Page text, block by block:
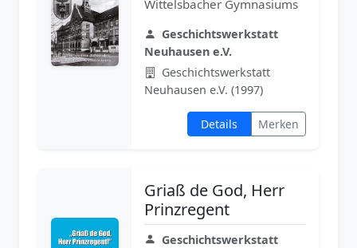
Wittelsbacher Gymnasiums
Geschichtswerkstatt
Neuhausen e.V.
Geschichtswerkstatt
Neuhausen e.V. (1997)
Details Merken
Griaß de God, Herr
Prinzregent
Geschichtswerkstatt